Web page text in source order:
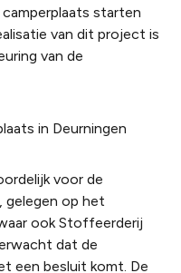
starten
van dit project is
van de
voor de
gelegen op het
ook Stoffeerderij
dat de
een besluit komt. De